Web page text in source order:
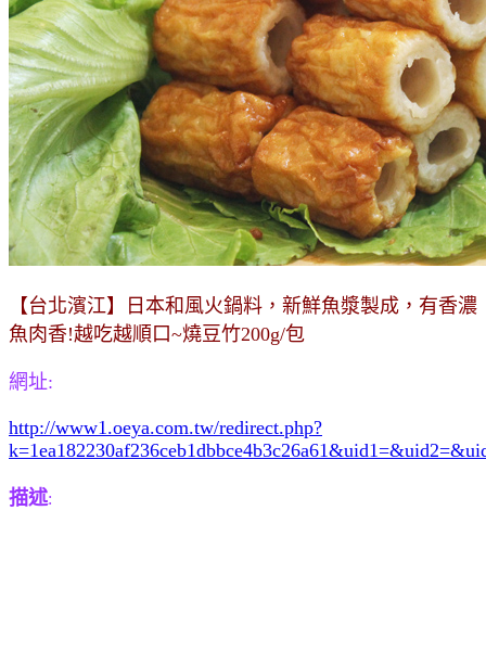
【台北濱江】日本和風火鍋料，新鮮魚漿製成，有香濃
魚肉香!越吃越順口~燒豆竹200g/包
網址:
http://www1.oeya.com.tw/redirect.php?
描述: